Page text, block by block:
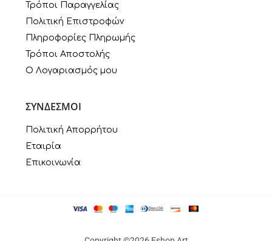
Τρόποι Παραγγελίας
Πολιτική Επιστροφών
Πληροφορίες Πληρωμής
Τρόποι Αποστολής
Ο Λογαριασμός μου
ΣΥΝΔΕΣΜΟΙ
Πολιτική Απορρήτου
Εταιρία
Επικοινωνία